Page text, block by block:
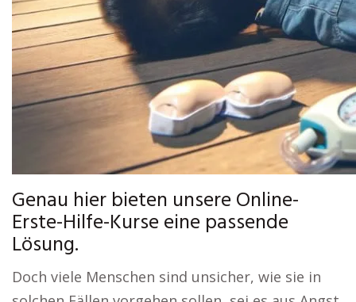
Genau hier bieten unsere Online-
Erste-Hilfe-Kurse eine passende
Lösung.
Doch viele Menschen sind unsicher, wie sie in